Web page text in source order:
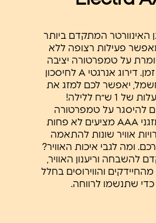
האינוורטר המתקדם ביותר
פעילות רצופה ללא
על טמפרטורה יציבה
בחדר לאורך זמן. דירוג אנרגטי A לחיסכון
יאפשר לכם למזג את
1 ש״ח ללילה!
להיסגר על טמפרטורה
אידיאלית? מזגני AAA מציעים לא פחות
אוויר שונות להתאמה
ומה לגבי איכות האוויר?
להשבחה וריענון האוויר,
יחסל עד 95% מהחיידקים והווירוסים בחלל
שתנשמו לרווחה.